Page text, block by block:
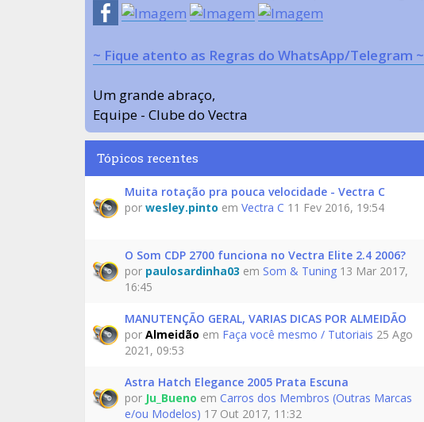
~ Fique atento as Regras do WhatsApp/Telegram ~
Um grande abraço,
Equipe - Clube do Vectra
Tópicos recentes
Muita rotação pra pouca velocidade - Vectra C
por wesley.pinto em Vectra C 11 Fev 2016, 19:54
O Som CDP 2700 funciona no Vectra Elite 2.4 2006?
por paulosardinha03 em Som & Tuning 13 Mar 2017,
16:45
MANUTENÇÃO GERAL, VARIAS DICAS POR ALMEIDÃO
por Almeidão em Faça você mesmo / Tutoriais 25 Ago
2021, 09:53
Astra Hatch Elegance 2005 Prata Escuna
por Ju_Bueno em Carros dos Membros (Outras Marcas
e/ou Modelos) 17 Out 2017, 11:32